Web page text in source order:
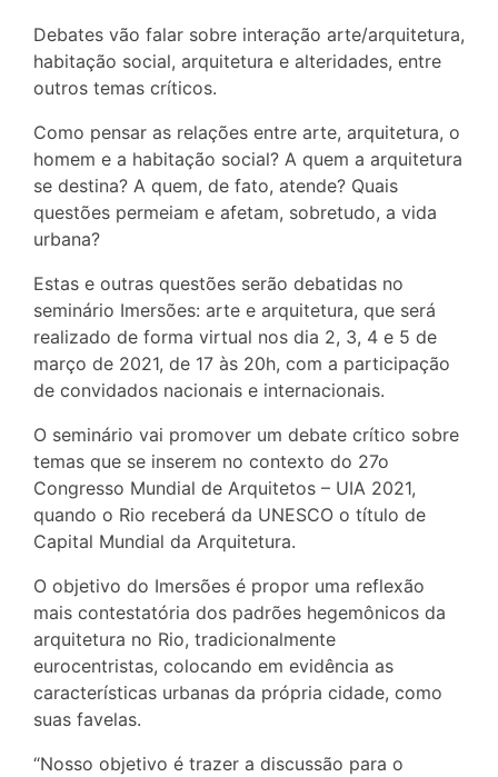
Debates vão falar sobre interação arte/arquitetura,
habitação social, arquitetura e alteridades, entre
outros temas críticos.
Como pensar as relações entre arte, arquitetura, o
homem e a habitação social? A quem a arquitetura
se destina? A quem, de fato, atende? Quais
questões permeiam e afetam, sobretudo, a vida
urbana?
Estas e outras questões serão debatidas no
seminário Imersões: arte e arquitetura, que será
realizado de forma virtual nos dia 2, 3, 4 e 5 de
março de 2021, de 17 às 20h, com a participação
de convidados nacionais e internacionais.
O seminário vai promover um debate crítico sobre
temas que se inserem no contexto do 27o
Congresso Mundial de Arquitetos – UIA 2021,
quando o Rio receberá da UNESCO o título de
Capital Mundial da Arquitetura.
O objetivo do Imersões é propor uma reflexão
mais contestatória dos padrões hegemônicos da
arquitetura no Rio, tradicionalmente
eurocentristas, colocando em evidência as
características urbanas da própria cidade, como
suas favelas.
“Nosso objetivo é trazer a discussão para o